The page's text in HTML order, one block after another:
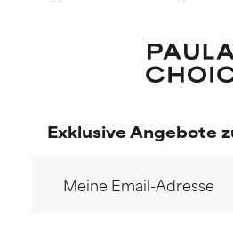
NICHT
Wir haben diesen
die
NICHT
Wir haben diesen
die
Exklusive Angebote